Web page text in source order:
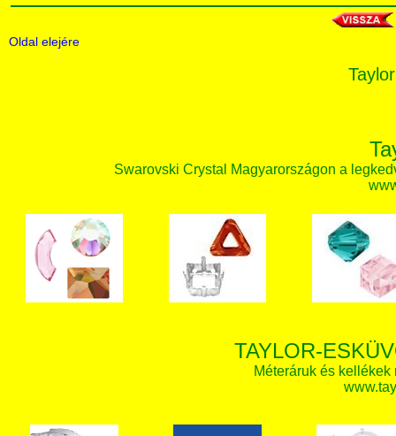
Oldal elejére
Swarovski Crystal Magyarországon a
TAYLOR-
Méteráruk és